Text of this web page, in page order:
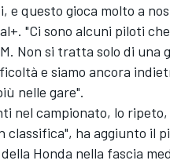
e questo gioca molto a
"Ci sono alcuni piloti
Non si tratta solo di
e siamo ancora
nelle gare".
nel campionato, lo
classifica", ha aggiunto il
Honda nella fascia